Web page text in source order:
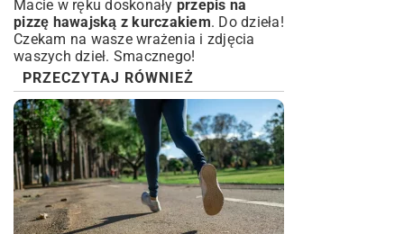
Macie w ręku doskonały przepis na
pizzę hawajską z kurczakiem. Do dzieła!
Czekam na wasze wrażenia i zdjęcia
waszych dzieł. Smacznego!
PRZECZYTAJ RÓWNIEŻ